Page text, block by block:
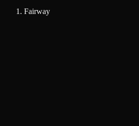
Fairway